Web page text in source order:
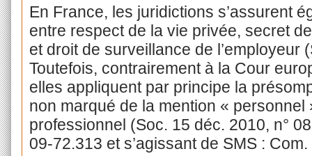
En France, les juridictions s’assurent
entre respect de la vie privée, secret
et droit de surveillance de l’employeur
Toutefois, contrairement à la Cour
elles appliquent par principe la
non marqué de la mention «
professionnel (Soc. 15 déc. 2010, n°
09-72.313 et s’agissant de SMS :